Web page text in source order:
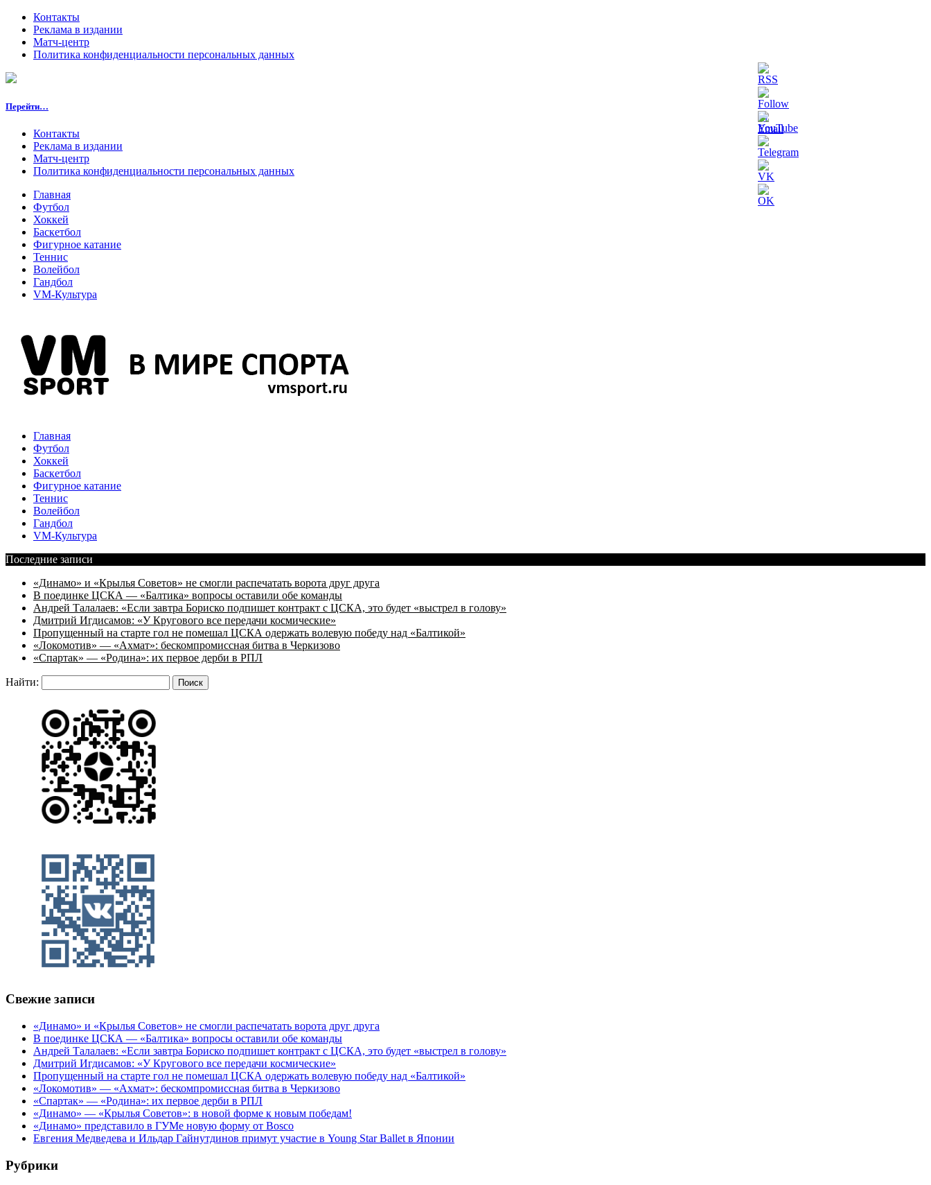
Контакты
Реклама в издании
Матч-центр
Политика конфиденциальности персональных данных
Перейти…
Контакты
Реклама в издании
Матч-центр
Политика конфиденциальности персональных данных
Главная
Футбол
Хоккей
Баскетбол
Фигурное катание
Теннис
Волейбол
Гандбол
VM-Культура
Главная
Футбол
Хоккей
Баскетбол
Фигурное катание
Теннис
Волейбол
Гандбол
VM-Культура
Последние записи
«Динамо» и «Крылья Советов» не смогли распечатать ворота друг друга
В поединке ЦСКА — «Балтика» вопросы оставили обе команды
Андрей Талалаев: «Если завтра Бориско подпишет контракт с ЦСКА, это будет «выстрел в голову»
Дмитрий Игдисамов: «У Кругового все передачи космические»
Пропущенный на старте гол не помешал ЦСКА одержать волевую победу над «Балтикой»
«Локомотив» — «Ахмат»: бескомпромиссная битва в Черкизово
«Спартак» — «Родина»: их первое дерби в РПЛ
Найти:
Свежие записи
«Динамо» и «Крылья Советов» не смогли распечатать ворота друг друга
В поединке ЦСКА — «Балтика» вопросы оставили обе команды
Андрей Талалаев: «Если завтра Бориско подпишет контракт с ЦСКА, это будет «выстрел в голову»
Дмитрий Игдисамов: «У Кругового все передачи космические»
Пропущенный на старте гол не помешал ЦСКА одержать волевую победу над «Балтикой»
«Локомотив» — «Ахмат»: бескомпромиссная битва в Черкизово
«Спартак» — «Родина»: их первое дерби в РПЛ
«Динамо» — «Крылья Советов»: в новой форме к новым победам!
«Динамо» представило в ГУМе новую форму от Bosco
Евгения Медведева и Ильдар Гайнутдинов примут участие в Young Star Ballet в Японии
Рубрики